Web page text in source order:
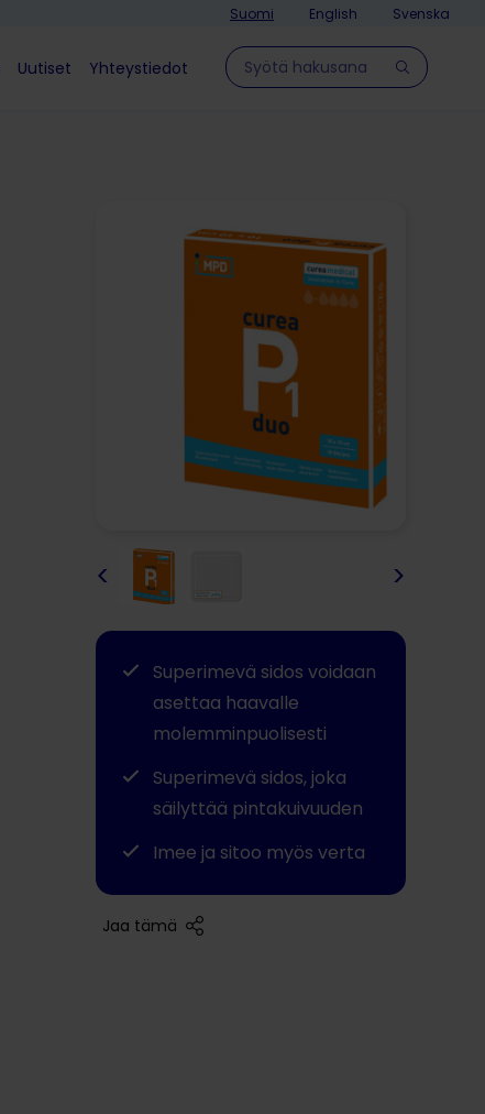
Suomi English Svenska
Uutiset
Yhteystiedot
Hae sivulla
>
<
Superimevä sidos voidaan
asettaa haavalle
molemminpuolisesti
Superimevä sidos, joka
säilyttää pintakuivuuden
Imee ja sitoo myös verta
Jaa tämä